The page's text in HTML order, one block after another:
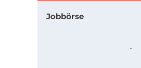
Jobbörse
..